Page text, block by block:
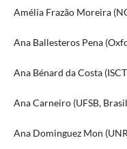
Amélia Frazão Moreira
Ana Ballesteros Pena
Ana Bénard da Costa
Ana Carneiro (UFSB,
Ana Dominguez Mon